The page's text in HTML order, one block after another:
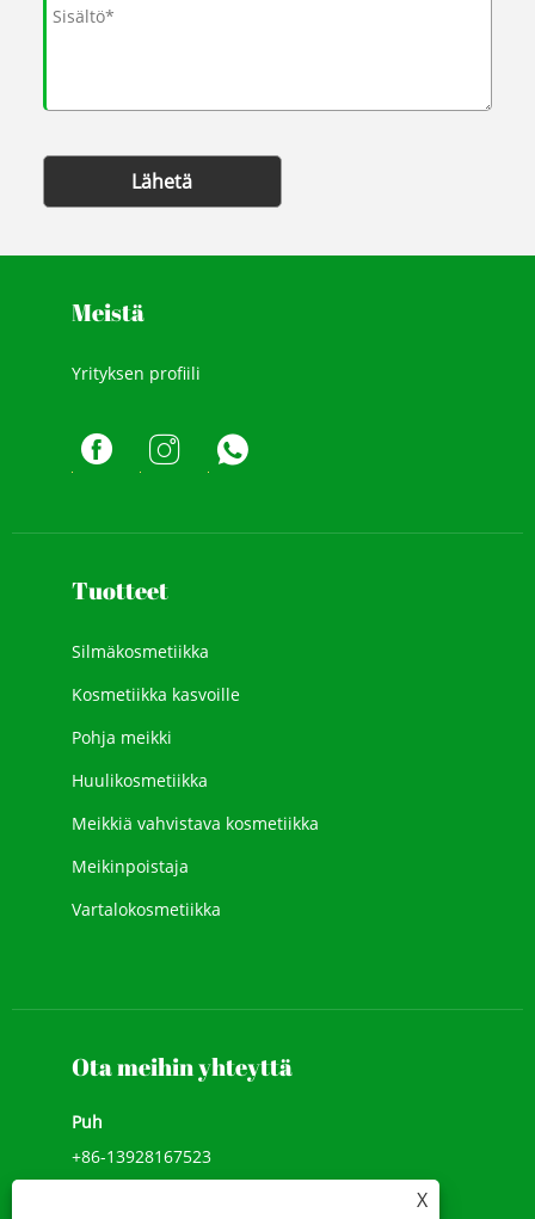
Lähetä
Meistä
Yrityksen profiili
Tuotteet
Silmäkosmetiikka
Kosmetiikka kasvoille
Pohja meikki
Huulikosmetiikka
Meikkiä vahvistava kosmetiikka
Meikinpoistaja
Vartalokosmetiikka
Ota meihin yhteyttä
Puh
+86-13928167523
X